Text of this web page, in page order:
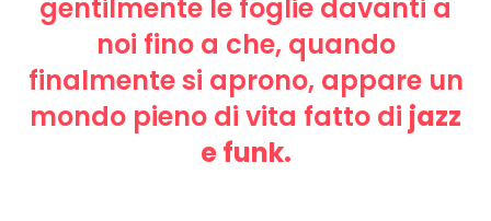
gentilmente le foglie davanti a
noi fino a che, quando
finalmente si aprono, appare un
mondo pieno di vita fatto di jazz
e funk.